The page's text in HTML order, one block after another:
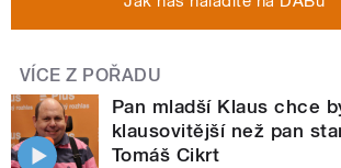
VÍCE Z POŘADU
Pan mladší Klaus chce
klausovitější než pan
Tomáš Cikrt